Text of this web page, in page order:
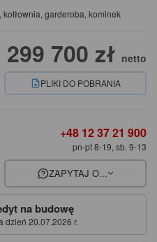
garderoba, kominek
299 700 zł netto
PLIKI DO POBRANIA
+48 12 37 21 900
pn-pt 8-19, sb. 9-13
ZAPYTAJ O...
na budowę
dzień 20.07.2026 r.